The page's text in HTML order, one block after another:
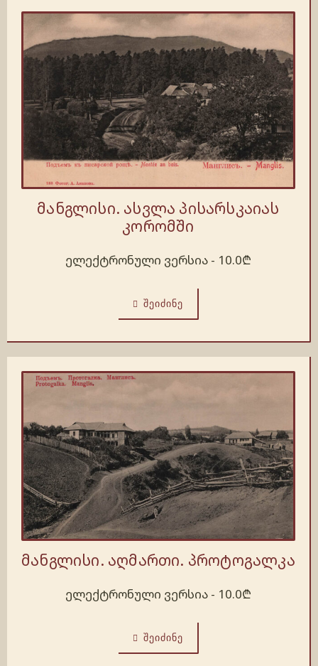
მანგლისი. ასვლა პისარსკაიას
კორომში
ელექტრონული ვერსია - 10.0₾
ᲨᲔᲘᲫᲘᲜᲔ
მანგლისი. აღმართი. პროტოგალკა
ელექტრონული ვერსია - 10.0₾
ᲨᲔᲘᲫᲘᲜᲔ